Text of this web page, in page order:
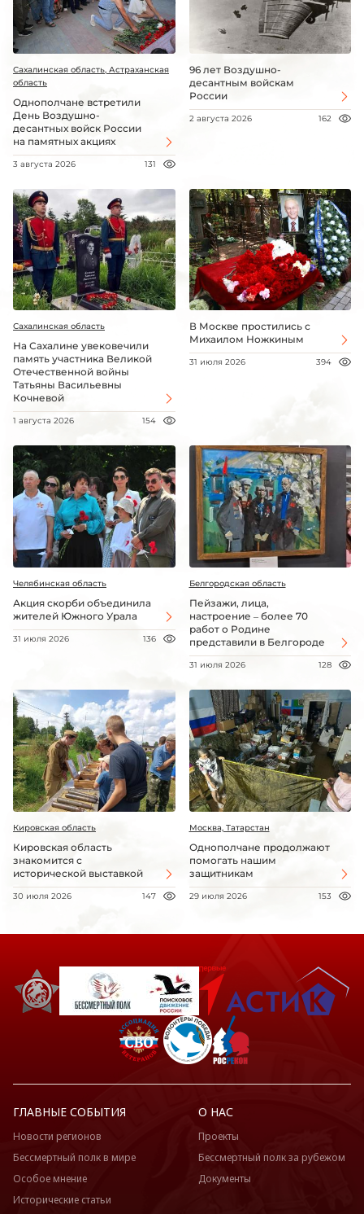
Сахалинская область, Астраханская
область
Однополчане встретили
День Воздушно-
десантных войск России
на памятных акциях
3 августа 2026 131
96 лет Воздушно-
десантным войскам
России
2 августа 2026 162
Сахалинская область
На Сахалине увековечили
память участника Великой
Отечественной войны
Татьяны Васильевны
Кочневой
1 августа 2026 154
В Москве простились с
Михаилом Ножкиным
31 июля 2026 394
Челябинская область
Акция скорби объединила
жителей Южного Урала
31 июля 2026 136
Белгородская область
Пейзажи, лица,
настроение – более 70
работ о Родине
представили в Белгороде
31 июля 2026 128
Кировская область
Кировская область
знакомится с
исторической выставкой
30 июля 2026 147
Москва, Татарстан
Однополчане продолжают
помогать нашим
защитникам
29 июля 2026 153
ГЛАВНЫЕ СОБЫТИЯ
Новости регионов
Бессмертный полк в мире
Особое мнение
Исторические статьи
О НАС
Проекты
Бессмертный полк за рубежом
Документы